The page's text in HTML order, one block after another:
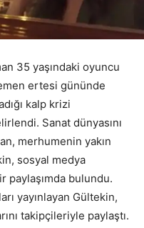
35 yaşındaki oyuncu
ertesi gününde
kalp krizi
Sanat dünyasını
merhumenin yakın
sosyal medya
paylaşımda bulundu.
yayınlayan Gültekin,
takipçileriyle paylaştı.